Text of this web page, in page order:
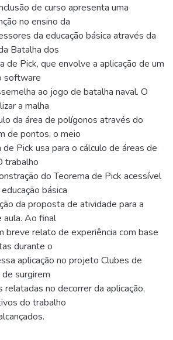
de curso apresenta uma
no ensino da
da educação básica através da
Batalha dos
de Pick, que envolve a aplicação de um
software
ao jogo de batalha naval. O
a malha
da área de polígonos através do
de pontos, o meio
Pick usa para o cálculo de áreas de
trabalho
do Teorema de Pick acessível
básica
da proposta de atividade para a
aula. Ao final
breve relato de experiência com base
durante o
aplicação no projeto Clubes de
surgirem
relatadas no decorrer da aplicação,
do trabalho